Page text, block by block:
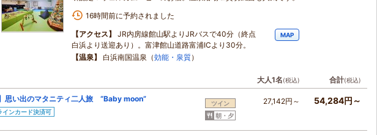
16時間前に予約されました
【アクセス】
JR内房線館山駅よりJRバスで40分（終点
白浜より送迎あり）。富津館山道路富浦ICより30分。
MAP
【温泉】 白浜南国温泉（効能・泉質）
大人1名(税込) 合計(税込)
思い出のマタニティ二人旅 “Baby moon”
インカード決済可
ツイン
朝・夕
27,142円～ 54,284円～